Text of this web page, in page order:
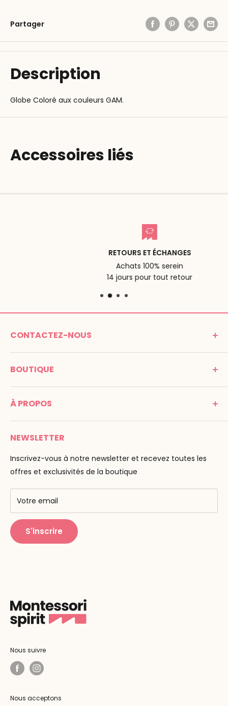
Partager
Description
Globe Coloré aux couleurs GAM.
Accessoires liés
RETOURS ET ÉCHANGES
Achats 100% serein
14 jours pour tout retour
CONTACTEZ-NOUS
MONTESSORI SPIRIT
Promenade Jean Dalba
Tél : 05 53 61 21 26
Email :info@montessori-spirit.com
BOUTIQUE
C G V
Mentions légales
Paiement
Livraison
F.A.Q
À PROPOS
Montessori Spirit
Maria Montessori
La pédagogie
Nos marques
Centres de formation
Public Montessori
NEWSLETTER
Inscrivez-vous à notre newsletter et recevez toutes les
offres et exclusivités de la boutique
Votre email
S'inscrire
Nous suivre
Nous acceptons